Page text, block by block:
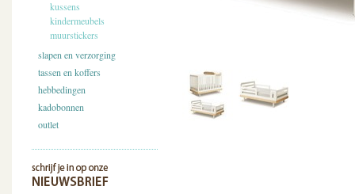
kussens
kindermeubels
muurstickers
slapen en verzorging
tassen en koffers
hebbedingen
kadobonnen
outlet